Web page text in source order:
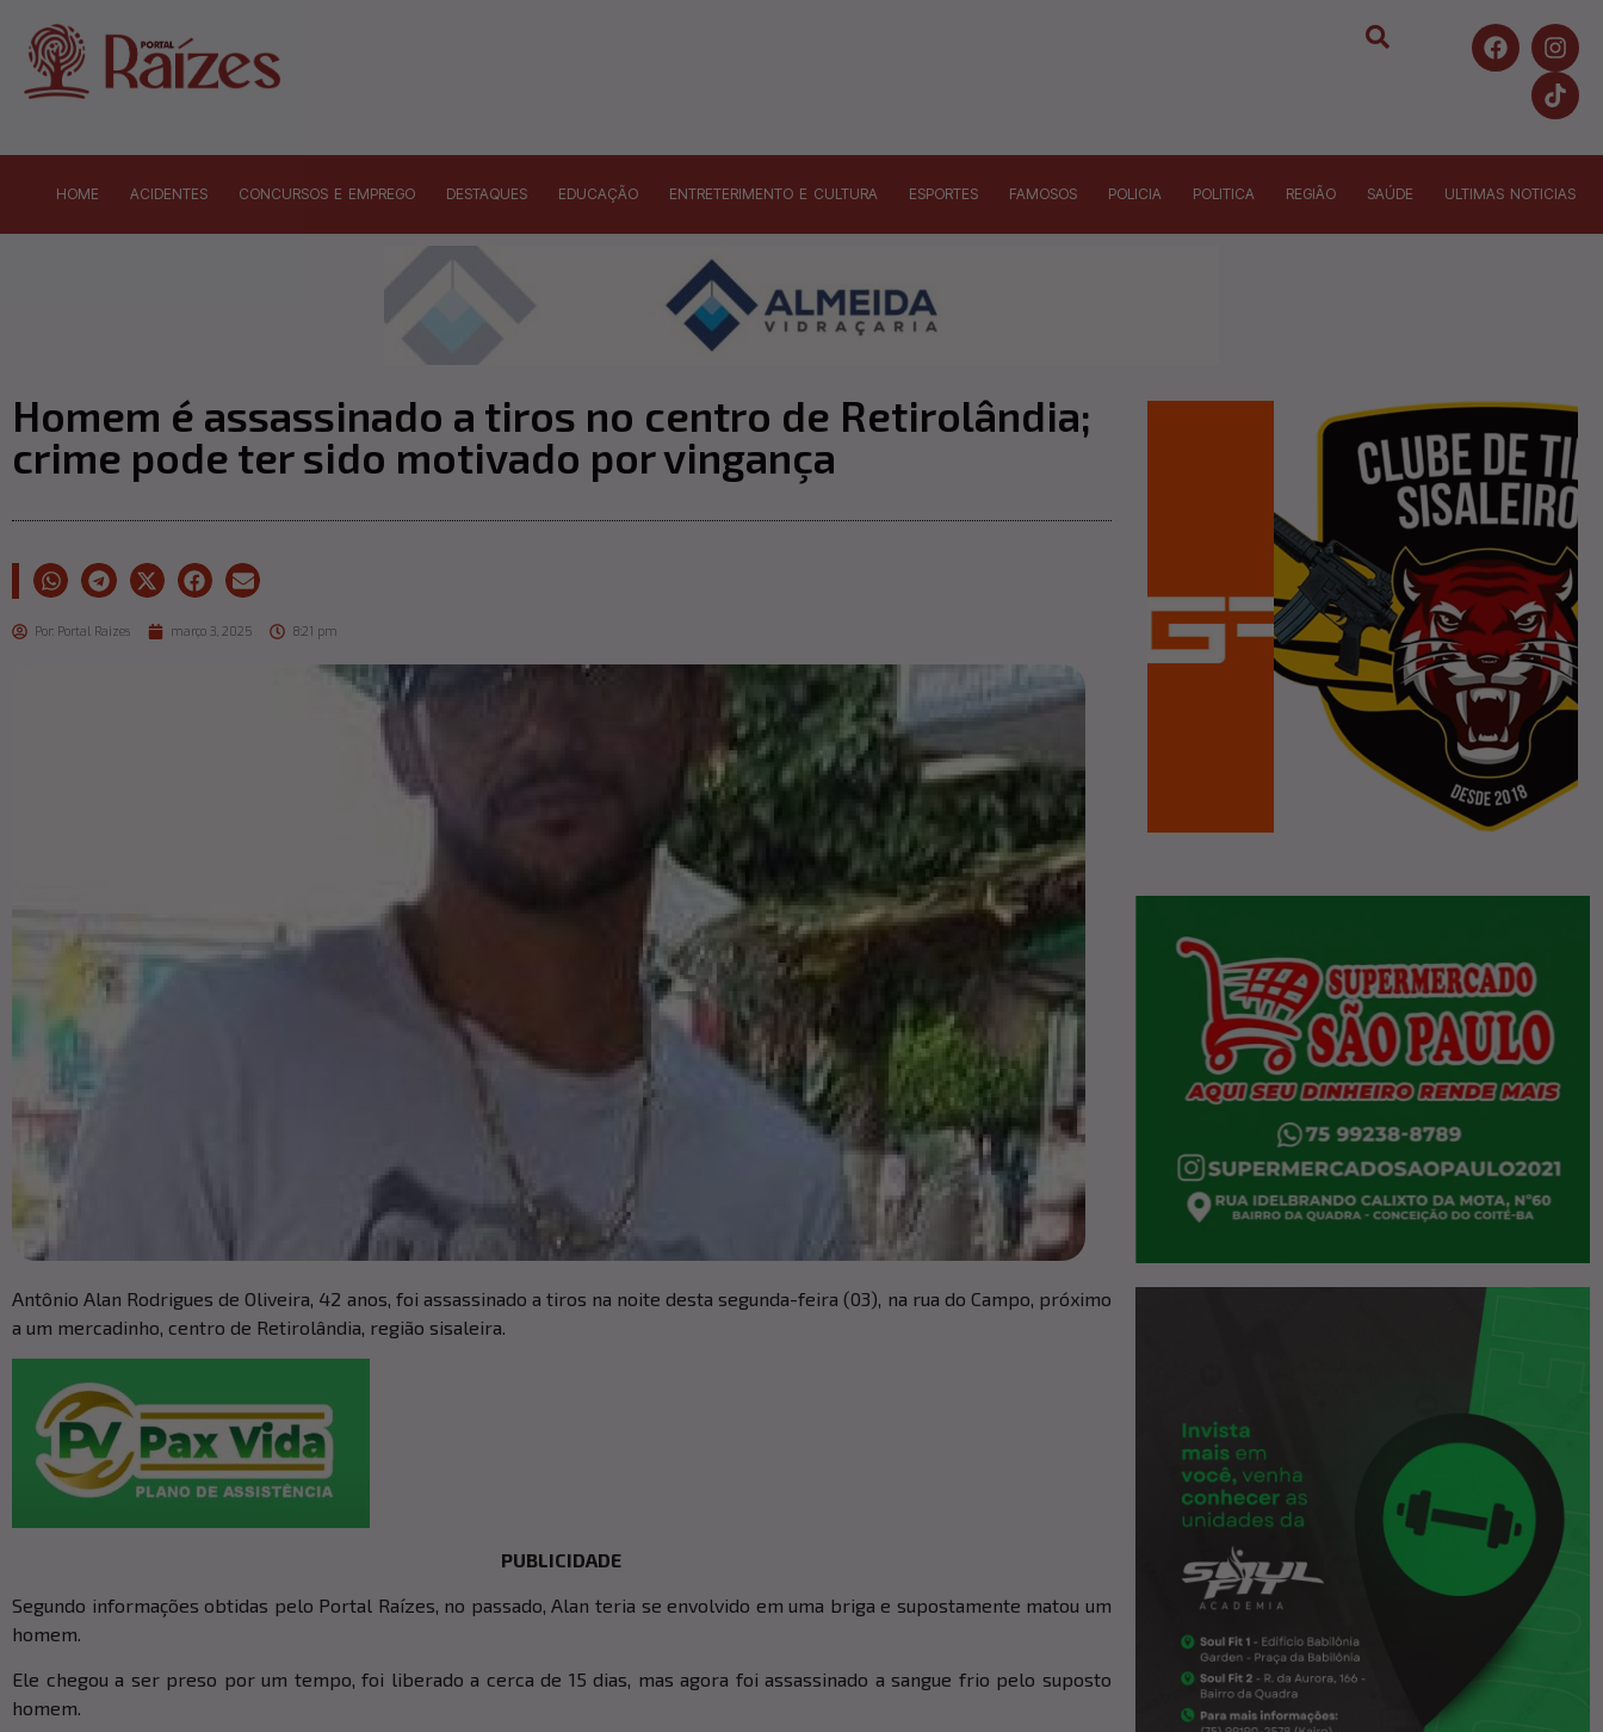
HOME ACIDENTES CONCURSOS E EMPREGO DESTAQUES EDUCAÇÃO ENTRETERIMENTO E CULTURA ESPORTES FAMOSOS POLICIA POLITICA REGIÃO SAÚDE ULTIMAS NOTICIAS
Homem é assassinado a tiros no centro de Retirolândia;
crime pode ter sido motivado por vingança
Por: Portal Raizes março 3, 2025 8:21 pm
Antônio Alan Rodrigues de Oliveira, 42 anos, foi assassinado a tiros na noite desta segunda-feira (03), na rua do Campo, próximo
a um mercadinho, centro de Retirolândia, região sisaleira.
PUBLICIDADE
Segundo informações obtidas pelo Portal Raízes, no passado, Alan teria se envolvido em uma briga e supostamente matou um
homem.
Ele chegou a ser preso por um tempo, foi liberado a cerca de 15 dias, mas agora foi assassinado a sangue frio pelo suposto
homem.